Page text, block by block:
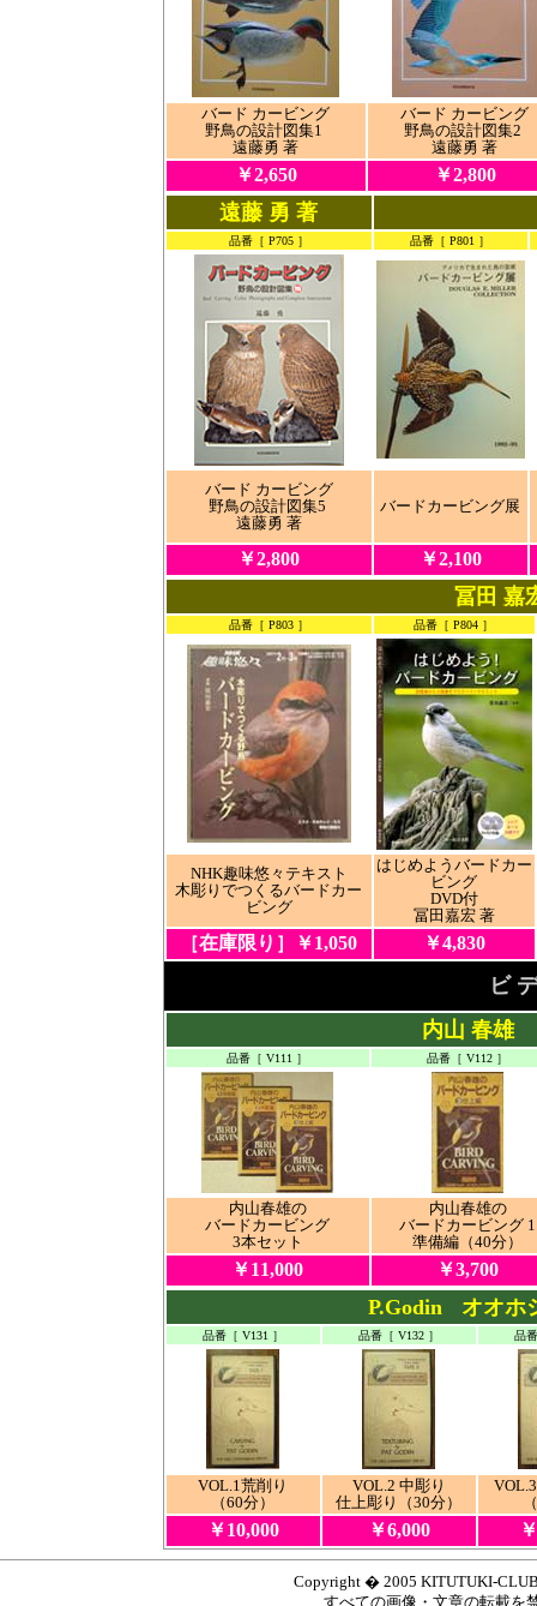
バード カービング
野鳥の設計図集1
遠藤勇 著
バード カービング
野鳥の設計図集2
遠藤勇 著
￥2,650 ￥2,800
遠藤 勇 著
品番［ P705 ］ 品番［ P801 ］
バード カービング
野鳥の設計図集5
遠藤勇 著
バードカービング展
￥2,800 ￥2,100
冨田 嘉
品番［ P803 ］ 品番［ P804 ］
NHK趣味悠々テキスト
木彫りでつくるバードカー
ビング
はじめようバードカー
ビング
DVD付
冨田嘉宏 著
［在庫限り］￥1,050 ￥4,830
ビ
内山 春雄
品番［ V111 ］ 品番［ V112 ］
内山春雄の
バードカービング
3本セット
内山春雄の
バードカービング 1
準備編（40分）
￥11,000 ￥3,700
P.Godin オオホ
品番［ V131 ］ 品番［ V132 ］ 品
VOL.1荒削り
（60分）
VOL.2 中彫り
仕上彫り（30分）
￥10,000 ￥6,000
Copyright � 2005 KITUTUKI-
すべての画像・文章の転載を